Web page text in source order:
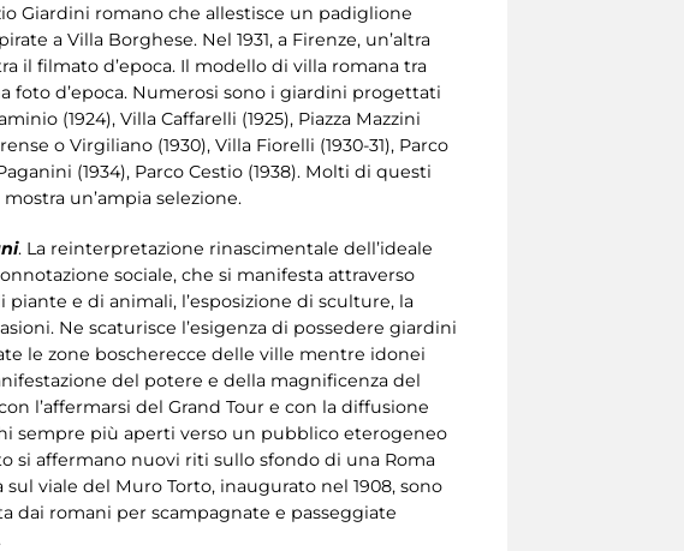
Giardini romano che allestisce un padiglione
a Villa Borghese. Nel 1931, a Firenze, un’altra
il filmato d’epoca. Il modello di villa romana tra
foto d’epoca. Numerosi sono i giardini progettati
(1924), Villa Caffarelli (1925), Piazza Mazzini
o Virgiliano (1930), Villa Fiorelli (1930-31), Parco
(1934), Parco Cestio (1938). Molti di questi
un’ampia selezione.
. La reinterpretazione rinascimentale dell’ideale
sociale, che si manifesta attraverso
e di animali, l’esposizione di sculture, la
Ne scaturisce l’esigenza di possedere giardini
le zone boscherecce delle ville mentre idonei
del potere e della magnificenza del
l’affermarsi del Grand Tour e con la diffusione
sempre più aperti verso un pubblico eterogeneo
si affermano nuovi riti sullo sfondo di una Roma
viale del Muro Torto, inaugurato nel 1908, sono
dai romani per scampagnate e passeggiate